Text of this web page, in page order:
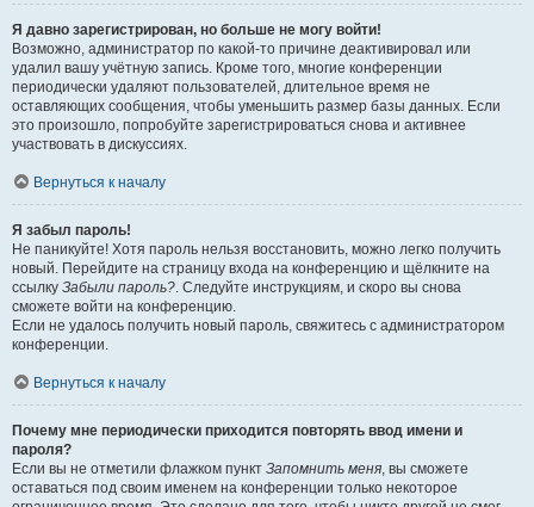
Я давно зарегистрирован, но больше не могу войти!
Возможно, администратор по какой-то причине деактивировал или
удалил вашу учётную запись. Кроме того, многие конференции
периодически удаляют пользователей, длительное время не
оставляющих сообщения, чтобы уменьшить размер базы данных. Если
это произошло, попробуйте зарегистрироваться снова и активнее
участвовать в дискуссиях.
Вернуться к началу
Я забыл пароль!
Не паникуйте! Хотя пароль нельзя восстановить, можно легко получить
новый. Перейдите на страницу входа на конференцию и щёлкните на
ссылку Забыли пароль?. Следуйте инструкциям, и скоро вы снова
сможете войти на конференцию.
Если не удалось получить новый пароль, свяжитесь с администратором
конференции.
Вернуться к началу
Почему мне периодически приходится повторять ввод имени и
пароля?
Если вы не отметили флажком пункт Запомнить меня, вы сможете
оставаться под своим именем на конференции только некоторое